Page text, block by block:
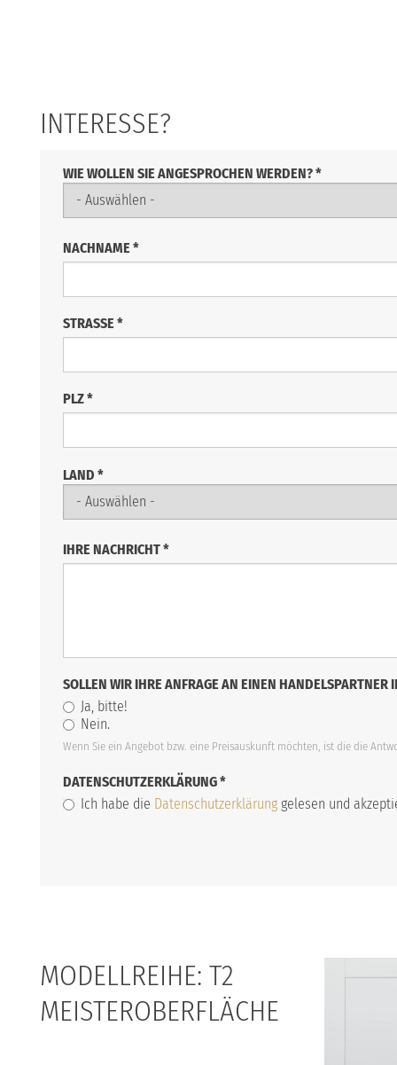
INTERESSE?
WIE WOLLEN SIE ANGESPROCHEN WERDEN?*
NACHNAME *
STRASSE *
PLZ*
LAND *
IHRE NACHRICHT*
SOLLEN WIR IHRE ANFRAGE AN EINEN HANDELSPARTNER
Ja, bitte!
Nein.
Wenn Sie ein Angebot bzw. eine Preisauskunft möchten, ist die die
DATENSCHUTZERKLÄRUNG*
Ich habe die Datenschutzerklärung gelesen und
MODELLREIHE: T2
MEISTEROBERFLÄCHE